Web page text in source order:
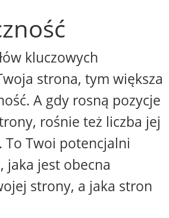
kluczowych
strona, tym większa
A gdy rosną pozycje
rośnie też liczba jej
Twoi potencjalni
jaka jest obecna
strony, a jaka stron